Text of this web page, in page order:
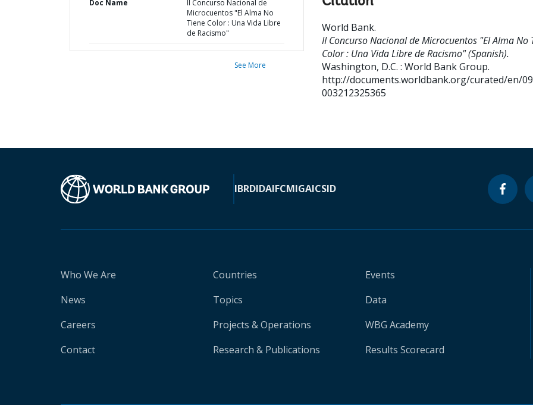
Doc Name
II Concurso Nacional de
Microcuentos "El Alma No
Tiene Color : Una Vida Libre
de Racismo"
See More
World Bank.
II Concurso Nacional de Microcuentos "El Alma No
Color : Una Vida Libre de Racismo" (Spanish).
Washington, D.C. : World Bank Group.
http://documents.worldbank.org/curated/en/
003212325365
IBRDIDAIFCMIGAICSID
Who We Are
News
Careers
Contact
Countries
Topics
Projects & Operations
Research & Publications
Events
Data
WBG Academy
Results Scorecard